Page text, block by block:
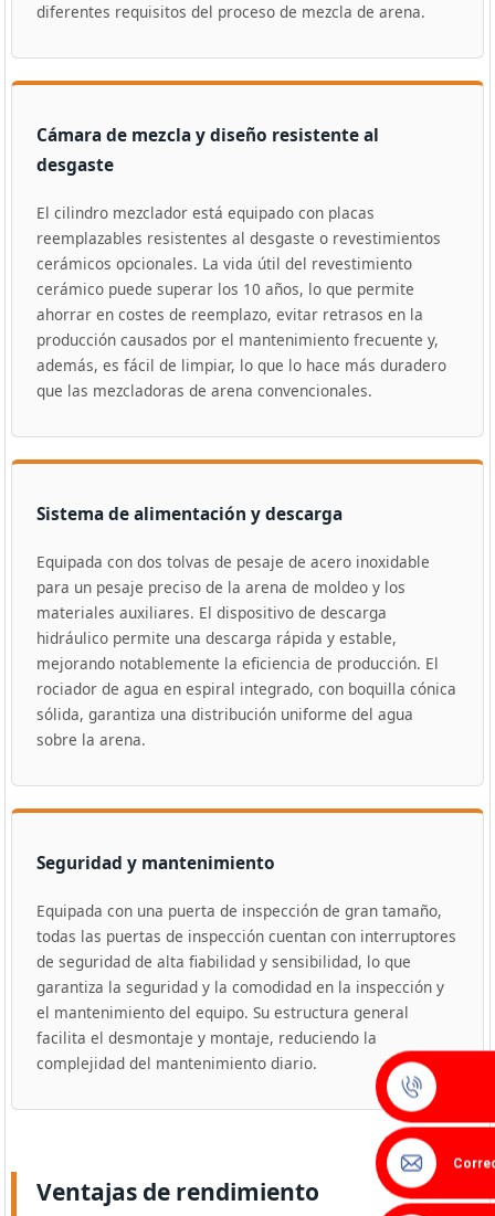
diferentes requisitos del proceso de mezcla de arena.
Cámara de mezcla y diseño resistente al
desgaste
El cilindro mezclador está equipado con placas
reemplazables resistentes al desgaste o revestimientos
cerámicos opcionales. La vida útil del revestimiento
cerámico puede superar los 10 años, lo que permite
ahorrar en costes de reemplazo, evitar retrasos en la
producción causados ​​por el mantenimiento frecuente y,
además, es fácil de limpiar, lo que lo hace más duradero
que las mezcladoras de arena convencionales.
Sistema de alimentación y descarga
Equipada con dos tolvas de pesaje de acero inoxidable
para un pesaje preciso de la arena de moldeo y los
materiales auxiliares. El dispositivo de descarga
hidráulico permite una descarga rápida y estable,
mejorando notablemente la eficiencia de producción. El
rociador de agua en espiral integrado, con boquilla cónica
sólida, garantiza una distribución uniforme del agua
sobre la arena.
Seguridad y mantenimiento
Equipada con una puerta de inspección de gran tamaño,
todas las puertas de inspección cuentan con interruptores
de seguridad de alta fiabilidad y sensibilidad, lo que
garantiza la seguridad y la comodidad en la inspección y
el mantenimiento del equipo. Su estructura general
facilita el desmontaje y montaje, reduciendo la
complejidad del mantenimiento diario.
Ventajas de rendimiento